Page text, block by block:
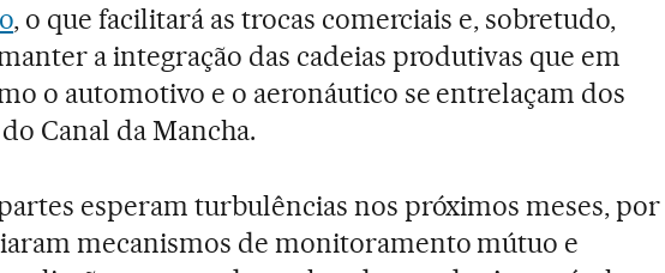
, o que facilitará as trocas comerciais e, sobretudo,
a integração das cadeias produtivas que em
o automotivo e o aeronáutico se entrelaçam dos
Canal da Mancha.
esperam turbulências nos próximos meses, por
mecanismos de monitoramento mútuo e